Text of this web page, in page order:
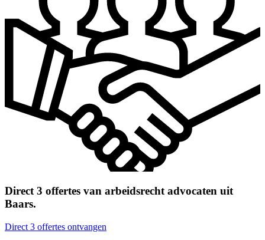
Direct 3 offertes van arbeidsrecht advocaten uit
Baars.
Direct 3 offertes ontvangen